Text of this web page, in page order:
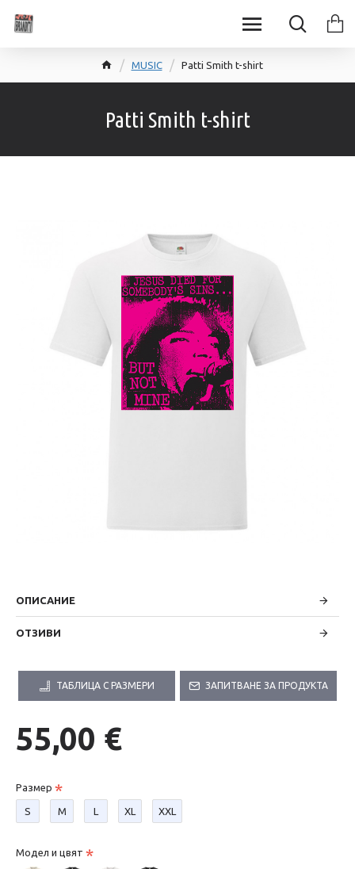
MUSIC Patti Smith t-shirt
Patti Smith t-shirt
ОПИСАНИЕ
ОТЗИВИ
ТАБЛИЦА С РАЗМЕРИ ЗАПИТВАНЕ ЗА ПРОДУКТА
55,00 €
Размер
S М L XL XXL
Модел и цвят